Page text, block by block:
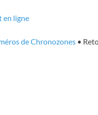
en ligne
de Chronozones •